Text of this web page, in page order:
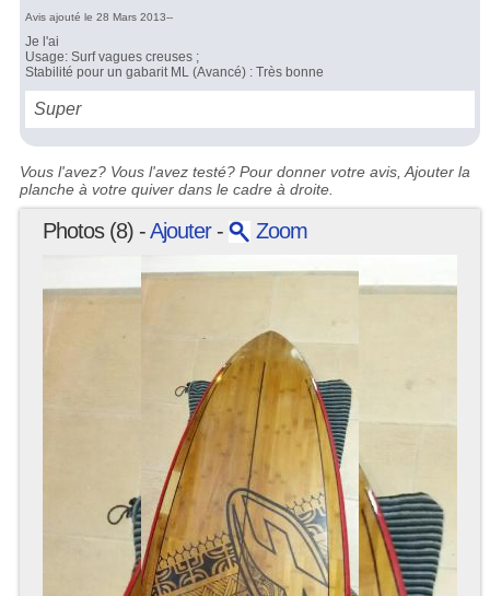
Avis ajouté le 28 Mars 2013--
Je l'ai
Usage: Surf vagues creuses ;
Stabilité pour un gabarit ML (Avancé) : Très bonne
Super
Vous l'avez? Vous l'avez testé? Pour donner votre avis, Ajouter la
planche à votre quiver dans le cadre à droite.
Photos (8) -Ajouter- Zoom